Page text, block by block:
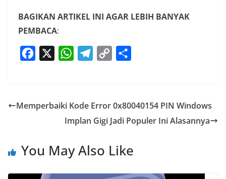
BAGIKAN ARTIKEL INI AGAR LEBIH BANYAK
PEMBACA:
b
k
W
A
p
m
n
k
Memperbaiki Kode Error 0x80040154 PIN Windows
Implan Gigi Jadi Populer Ini Alasannya
You May Also Like